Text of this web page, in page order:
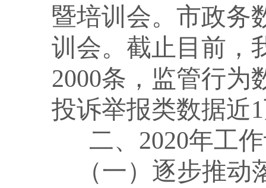
暨培训会。市政务
训会。截止目前，
2000条，监管行为
投诉举报类数据近
二、2020年工
（一）逐步推动